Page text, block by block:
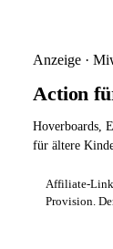
Anzeige ·
Action
Hoverboards,
für ältere
Affiliate-
Provision.